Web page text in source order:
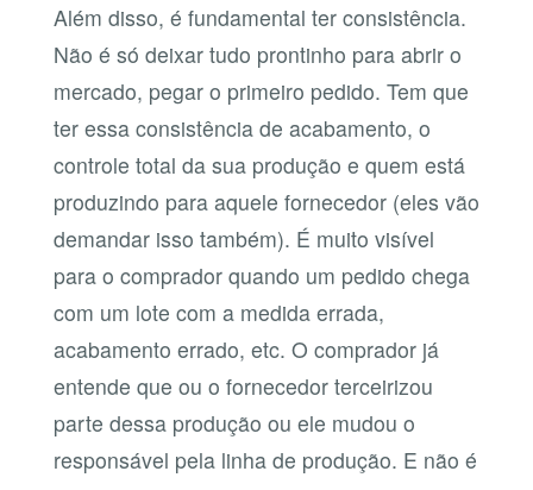
Além disso, é fundamental ter consistência.
Não é só deixar tudo prontinho para abrir o
mercado, pegar o primeiro pedido. Tem que
ter essa consistência de acabamento, o
controle total da sua produção e quem está
produzindo para aquele fornecedor (eles vão
demandar isso também). É muito visível
para o comprador quando um pedido chega
com um lote com a medida errada,
acabamento errado, etc. O comprador já
entende que ou o fornecedor terceirizou
parte dessa produção ou ele mudou o
responsável pela linha de produção. E não é